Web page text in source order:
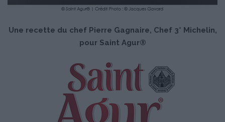
Une recette du chef Pierre Gagnaire, Chef 3* Michelin,
pour Saint Agur®